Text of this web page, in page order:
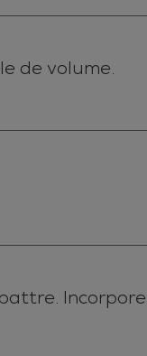
de volume.